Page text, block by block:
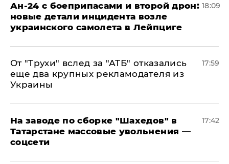
Ан-24 с боеприпасами и второй дрон:
новые детали инцидента возле
украинского самолета в Лейпциге
18:09
От "Трухи" вслед за "АТБ" отказались
еще два крупных рекламодателя из
Украины
17:59
На заводе по сборке "Шахедов" в
Татарстане массовые увольнения —
соцсети
17:42